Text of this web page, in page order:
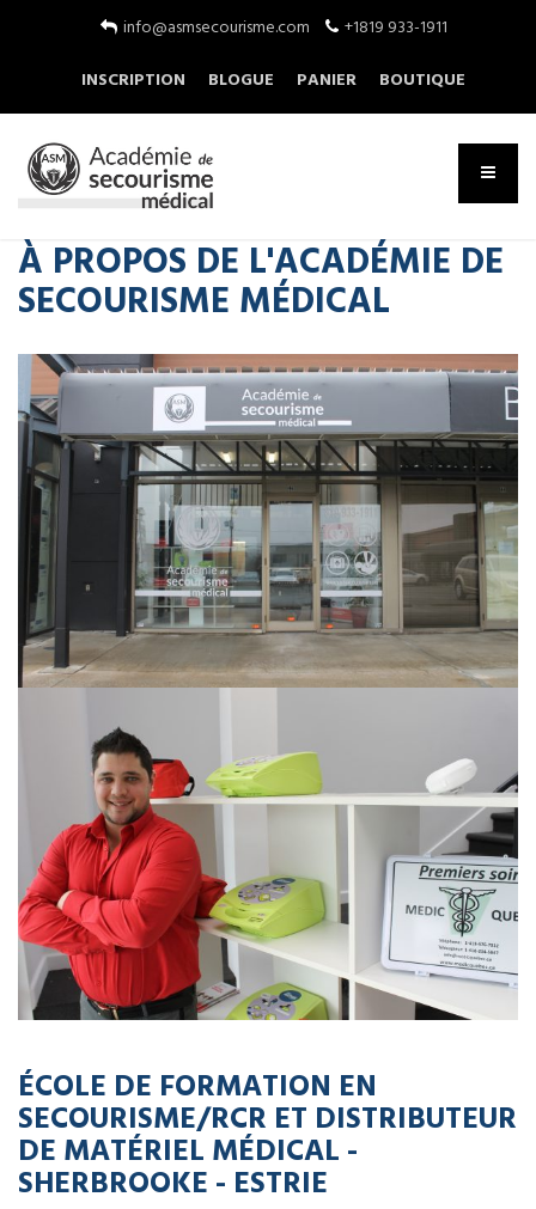
info@asmsecourisme.com
+1819 933-1911
INSCRIPTION
BLOGUE PANIER BOUTIQUE
À PROPOS DE L'ACADÉMIE DE
SECOURISME MÉDICAL
ÉCOLE DE FORMATION EN
SECOURISME/RCR ET DISTRIBUTEUR
DE MATÉRIEL MÉDICAL -
SHERBROOKE - ESTRIE